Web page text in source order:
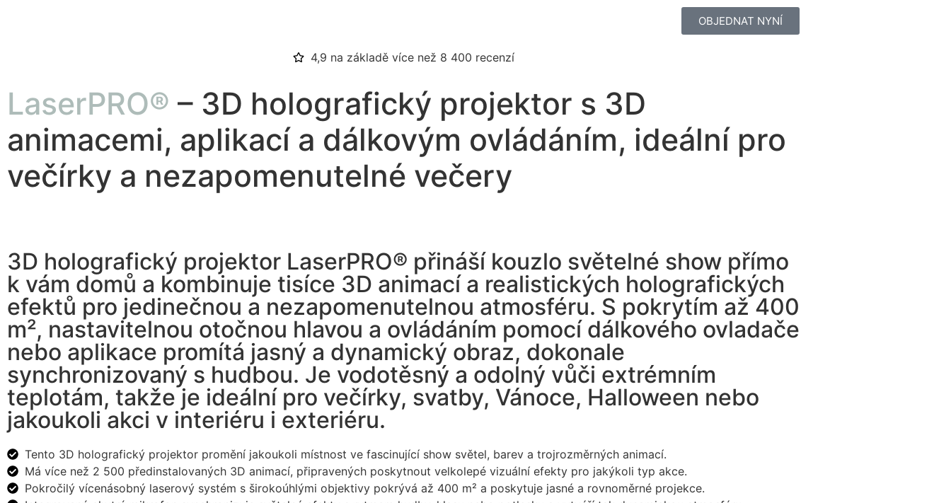
OBJEDNAT NYNÍ
4,9 na základě více než 8 400 recenzí
LaserPRO® – 3D holografický projektor s 3D
animacemi, aplikací a dálkovým ovládáním, ideální pro
večírky a nezapomenutelné večery
3D holografický projektor LaserPRO® přináší kouzlo světelné show přímo
k vám domů a kombinuje tisíce 3D animací a realistických holografických
efektů pro jedinečnou a nezapomenutelnou atmosféru. S pokrytím až 400
m², nastavitelnou otočnou hlavou a ovládáním pomocí dálkového ovladače
nebo aplikace promítá jasný a dynamický obraz, dokonale
synchronizovaný s hudbou. Je vodotěsný a odolný vůči extrémním
teplotám, takže je ideální pro večírky, svatby, Vánoce, Halloween nebo
jakoukoli akci v interiéru i exteriéru.
Tento 3D holografický projektor promění jakoukoli místnost ve fascinující show světel, barev a trojrozměrných animací.
Má více než 2 500 předinstalovaných 3D animací, připravených poskytnout velkolepé vizuální efekty pro jakýkoli typ akce.
Pokročilý vícenásobný laserový systém s širokoúhlými objektivy pokrývá až 400 m² a poskytuje jasné a rovnoměrné projekce.